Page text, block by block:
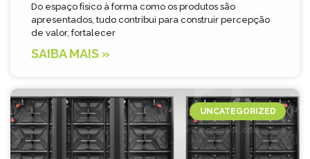
Do espaço físico à forma como os produtos são
apresentados, tudo contribui para construir percepção
de valor, fortalecer
SAIBA MAIS »
UNCATEGORIZED